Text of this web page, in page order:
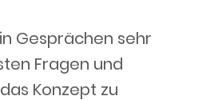
Gesprächen sehr
Fragen und
Konzept zu